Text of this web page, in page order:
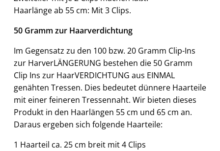
Haarlänge ab 55 cm: Mit 3 Clips.
50 Gramm zur Haarverdichtung
Im Gegensatz zu den 100 bzw. 20 Gramm Clip-Ins
zur HarverLÄNGERUNG bestehen die 50 Gramm
Clip Ins zur HaarVERDICHTUNG aus EINMAL
genähten Tressen. Dies bedeutet dünnere Haarteile
mit einer feineren Tressennaht. Wir bieten dieses
Produkt in den Haarlängen 55 cm und 65 cm an.
Daraus ergeben sich folgende Haarteile:
1 Haarteil ca. 25 cm breit mit 4 Clips